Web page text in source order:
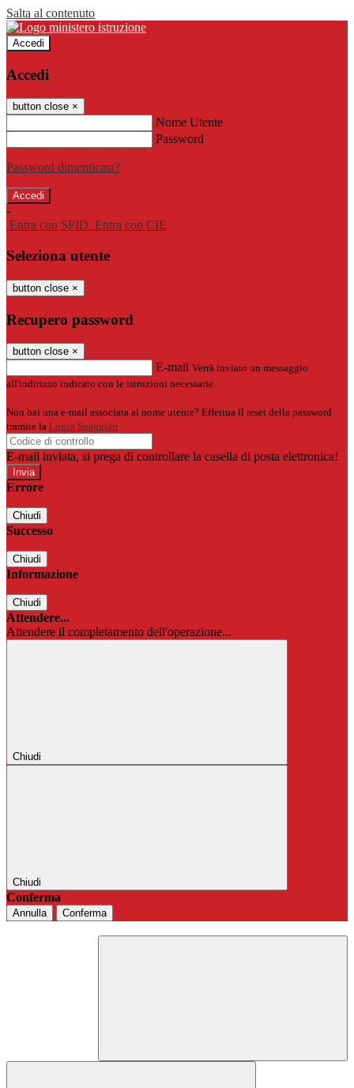
Salta al contenuto
Accedi
Accedi
button close ×
Nome Utente
Password
Password dimenticata?
-
Entra con SPID Entra con CIE
Seleziona utente
button close ×
Recupero password
button close ×
E-mail Verrà inviato un messaggio
all'indirizzo indicato con le istruzioni necessarie.
Non hai una e-mail associata al nome utente? Effettua il reset della password
tramite la Login Spaggiari
E-mail inviata, si prega di controllare la casella di posta elettronica!
Errore
Chiudi
Successo
Chiudi
Informazione
Chiudi
Attendere...
Attendere il completamento dell'operazione...
Chiudi
Chiudi
Conferma
Annulla Conferma